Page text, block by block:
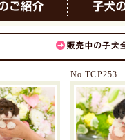
、見学をお休みさせていた
。
No.TCP253